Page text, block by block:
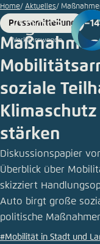
Zum
Hauptinhalt
gehen
Home Aktuelles
Format
Pressemitteilung
soziale
stärken
Diskussionspapier
Überblick über
skizziert
Auto birgt große
politische
#Mobilität in Stadt und
© da-
kuk/iStock
Login
Melden Sie sich an
Benutzername*
Passwort*
Abbrechen
Sprache
Agora Think
Diese Webseite
auf Ihren
verwenden